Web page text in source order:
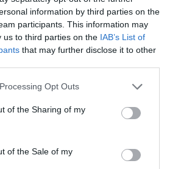
information by third parties on the
participants. This information may
us to third parties on the IAB’s List of
that may further disclose it to other
website/app uses one or more Google
or usage behaviour. You may click to
to Google and its third-party tags to
specified purposes in below Google
Opt Outs
of the Sharing of my
of the Sale of my
και
του